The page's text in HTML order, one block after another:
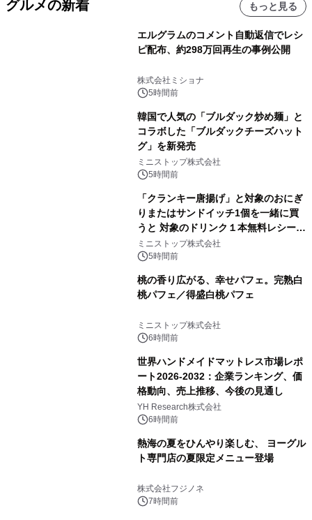
グルメの新着 もっと見る
エルグラムのコメント自動返信でレシ
ピ配布、約298万回再生の事例公開
株式会社ミショナ
5時間前
韓国で人気の「ブルダック炒め麺」と
コラボした「ブルダックチーズハット
グ」を新発売
ミニストップ株式会社
5時間前
「クランキー唐揚げ」と対象のおにぎ
りまたはサンドイッチ1個を一緒に買
うと 対象のドリンク１本無料レシート
クーポンもらえる！※1
ミニストップ株式会社
5時間前
桃の香り広がる、幸せパフェ。完熟白
桃パフェ／得盛白桃パフェ
ミニストップ株式会社
6時間前
世界ハンドメイドマットレス市場レポ
ート2026-2032：企業ランキング、価
格動向、売上推移、今後の見通し
YH Research株式会社
6時間前
熱海の夏をひんやり楽しむ、 ヨーグル
ト専門店の夏限定メニュー登場
株式会社フジノネ
7時間前